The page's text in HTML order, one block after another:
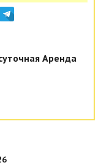
Аренда